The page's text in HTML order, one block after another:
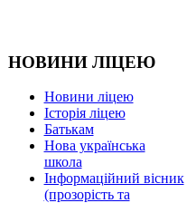
НОВИНИ ЛІЦЕЮ
Новини ліцею
Історія ліцею
Батькам
Нова українська
школа
Інформаційний вісник
(прозорість та